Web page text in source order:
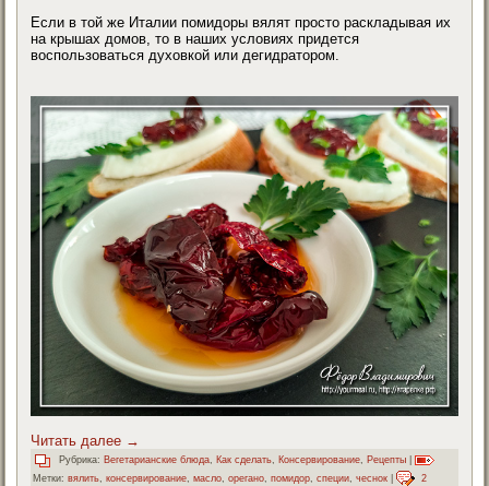
Если в той же Италии помидоры вялят просто раскладывая их
на крышах домов, то в наших условиях придется
воспользоваться духовкой или дегидратором.
Читать далее →
Рубрика: Вегетарианские блюда, Как сделать, Консервирование, Рецепты
Метки: вялить ,консервирование ,масло ,орегано ,помидор ,специи ,чеснок |
2